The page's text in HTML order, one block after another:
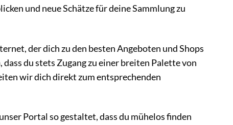
und neue Schätze für deine Sammlung zu
der dich zu den besten Angeboten und Shops
du stets Zugang zu einer breiten Palette von
wir dich direkt zum entsprechenden
Portal so gestaltet, dass du mühelos finden